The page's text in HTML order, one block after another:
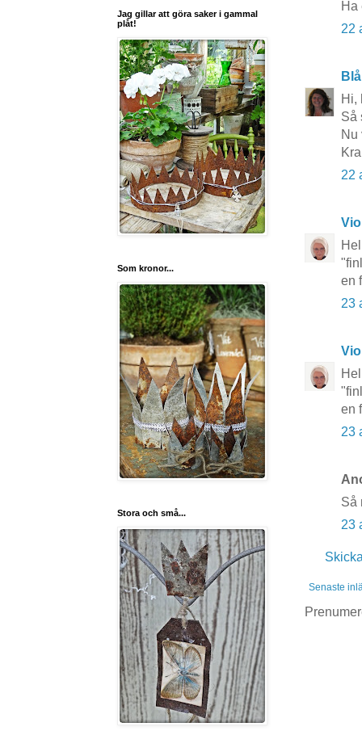
Ha
22
Hi,
Så
Nu
22
en
23
en
23
Så
23
Senaste
Jag gillar att göra saker i gammal
plåt!
Som kronor...
Stora och små...